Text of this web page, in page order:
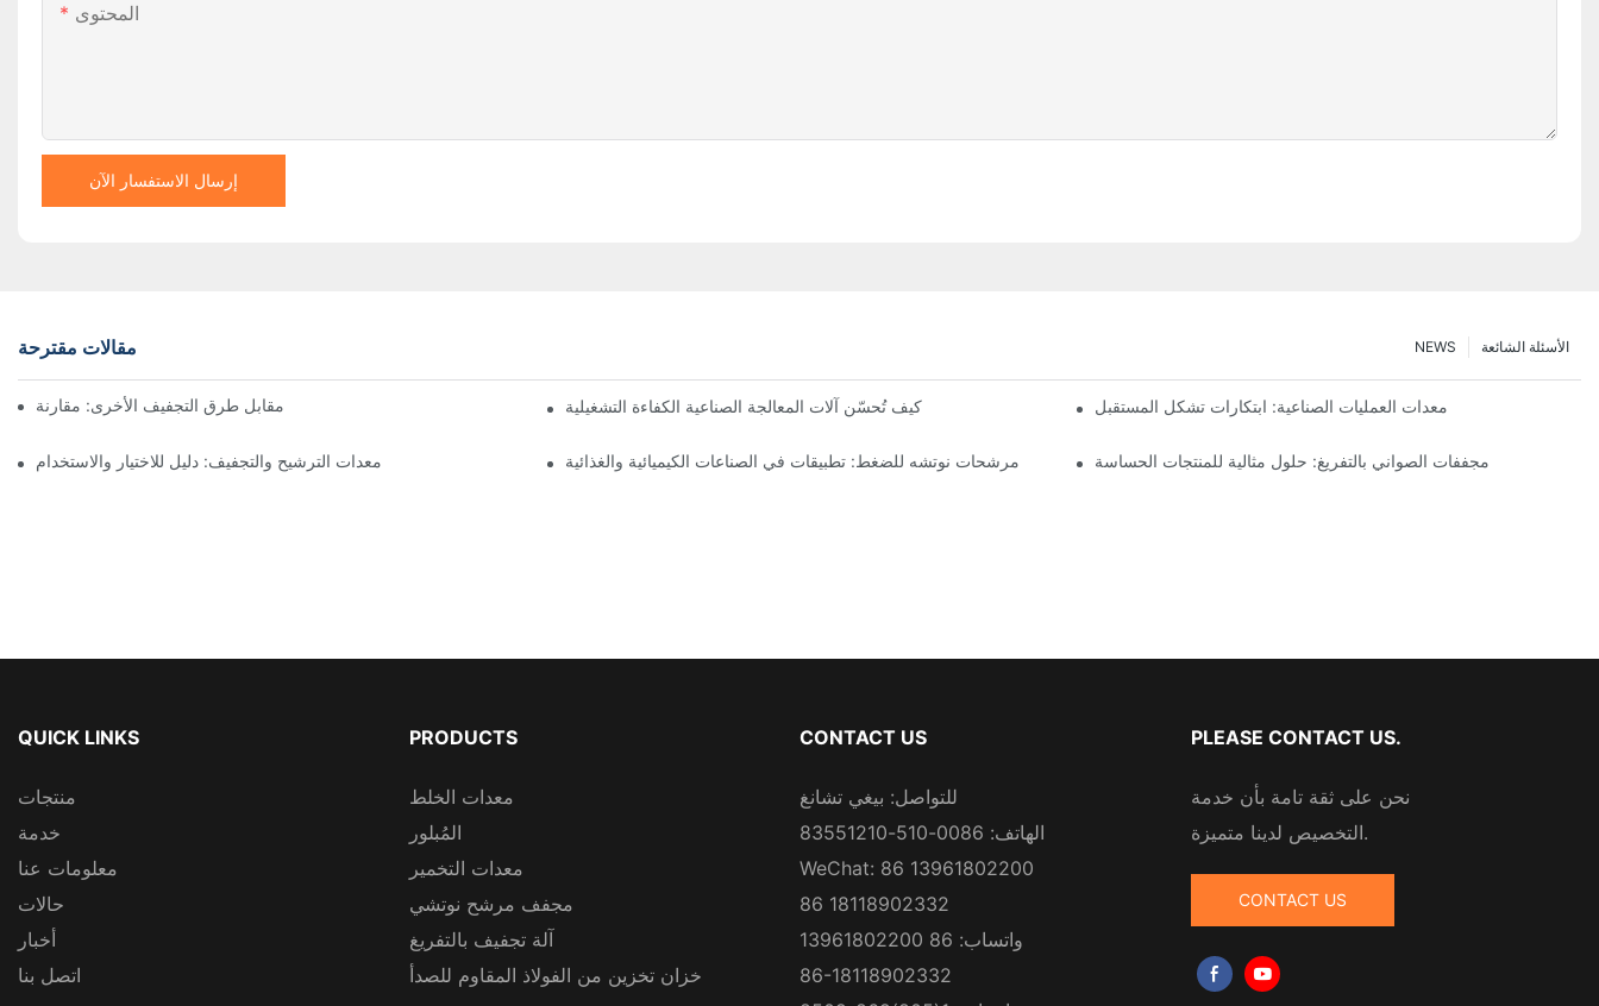
المحتوى
إرسال الاستفسار الآن
مقالات مقترحة الأسئلة الشائعة NEWS
مجففات نوتش المرشحة ذات المحرك مقابل طرق التجفيف الأخرى: مقارنة كيف تُحسّن آلات المعالجة الصناعية الكفاءة التشغيلية معدات العمليات الصناعية: ابتكارات تشكل المستقبل
معدات الترشيح والتجفيف: دليل للاختيار والاستخدام مرشحات نوتشه للضغط: تطبيقات في الصناعات الكيميائية والغذائية مجففات الصواني بالتفريغ: حلول مثالية للمنتجات الحساسة
QUICK LINKS
منتجات
خدمة
معلومات عنا
حالات
أخبار
اتصل بنا
PRODUCTS
معدات الخلط
المُبلور
معدات التخمير
مجفف مرشح نوتشي
آلة تجفيف بالتفريغ
خزان تخزين من الفولاذ المقاوم للصدأ
CONTACT US
للتواصل: بيغي تشانغ
الهاتف: 0086-510-83551210
WeChat: 86 13961802200
86 18118902332
واتساب: 86 13961802200
86-18118902332
PLEASE CONTACT US.
نحن على ثقة تامة بأن خدمة
التخصيص لدينا متميزة.
CONTACT US